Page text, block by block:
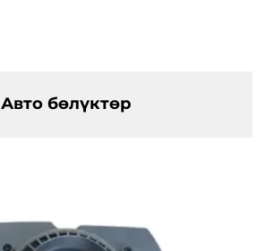
Авто бөлүктөр